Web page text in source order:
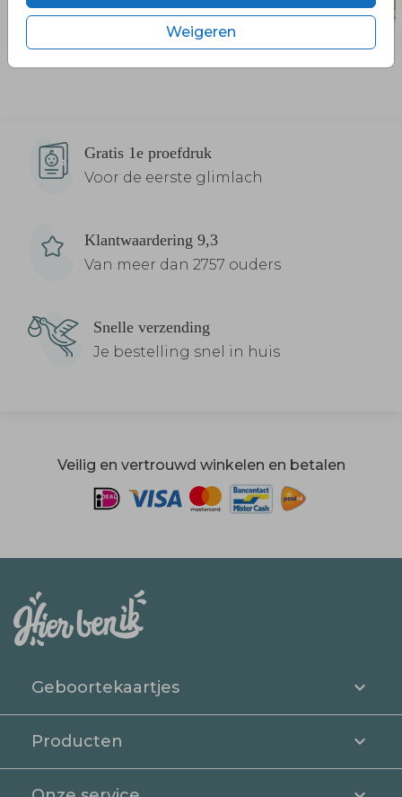
Weigeren
Gratis 1e proefdruk
Voor de eerste glimlach
Klantwaardering 9,3
Van meer dan 2757 ouders
Snelle verzending
Je bestelling snel in huis
Veilig en vertrouwd winkelen en betalen
Geboortekaartjes
Producten